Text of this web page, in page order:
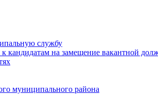
службу
кандидатам на замещение вакантной
муниципального района